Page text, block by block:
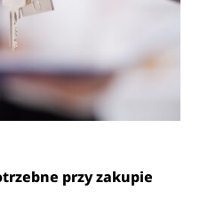
przy zakupie